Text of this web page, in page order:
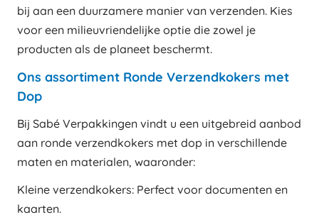
bij aan een duurzamere manier van verzenden. Kies
voor een milieuvriendelijke optie die zowel je
producten als de planeet beschermt.
Ons assortiment Ronde Verzendkokers met
Dop
Bij Sabé Verpakkingen vindt u een uitgebreid aanbod
aan ronde verzendkokers met dop in verschillende
maten en materialen, waaronder:
Kleine verzendkokers: Perfect voor documenten en
kaarten.